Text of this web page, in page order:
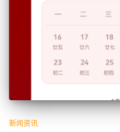
新闻资讯